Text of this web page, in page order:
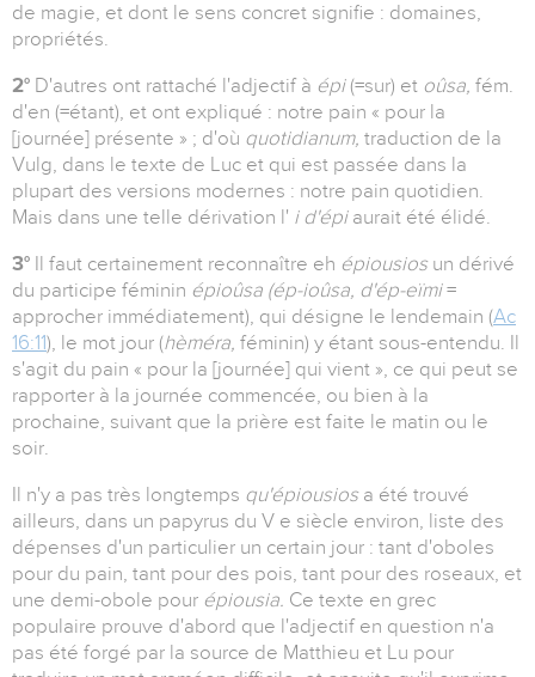
de magie, et dont le sens concret signifie : domaines,
propriétés.
2° D'autres ont rattaché l'adjectif à épi(=sur) et oûsa, fém.
d'en (=étant), et ont expliqué : notre pain « pour la
[journée] présente » ; d'où quotidianum, traduction de la
Vulg, dans le texte de Luc et qui est passée dans la
plupart des versions modernes : notre pain quotidien.
Mais dans une telle dérivation l' i d'épi aurait été élidé.
3° Il faut certainement reconnaître eh épiousiosun dérivé
du participe féminin épioûsa (ép-ioûsa, d'ép-eïmi=
approcher immédiatement), qui désigne le lendemain (Ac
16:11), le mot jour (hèméra, féminin) y étant sous-entendu. Il
s'agit du pain « pour la [journée] qui vient », ce qui peut se
rapporter à la journée commencée, ou bien à la
prochaine, suivant que la prière est faite le matin ou le
soir.
Il n'y a pas très longtemps qu'épiousios a été trouvé
ailleurs, dans un papyrus du V e siècle environ, liste des
dépenses d'un particulier un certain jour : tant d'oboles
pour du pain, tant pour des pois, tant pour des roseaux, et
une demi-obole pour épiousia. Ce texte en grec
populaire prouve d'abord que l'adjectif en question n'a
pas été forgé par la source de Matthieu et Lu pour